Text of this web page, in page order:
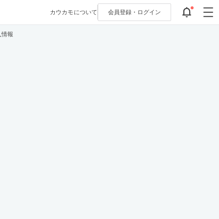
カウカモについて 会員登録・ ログイン
報